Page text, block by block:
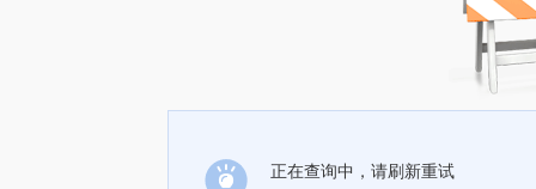
正在查询中，请刷新重试